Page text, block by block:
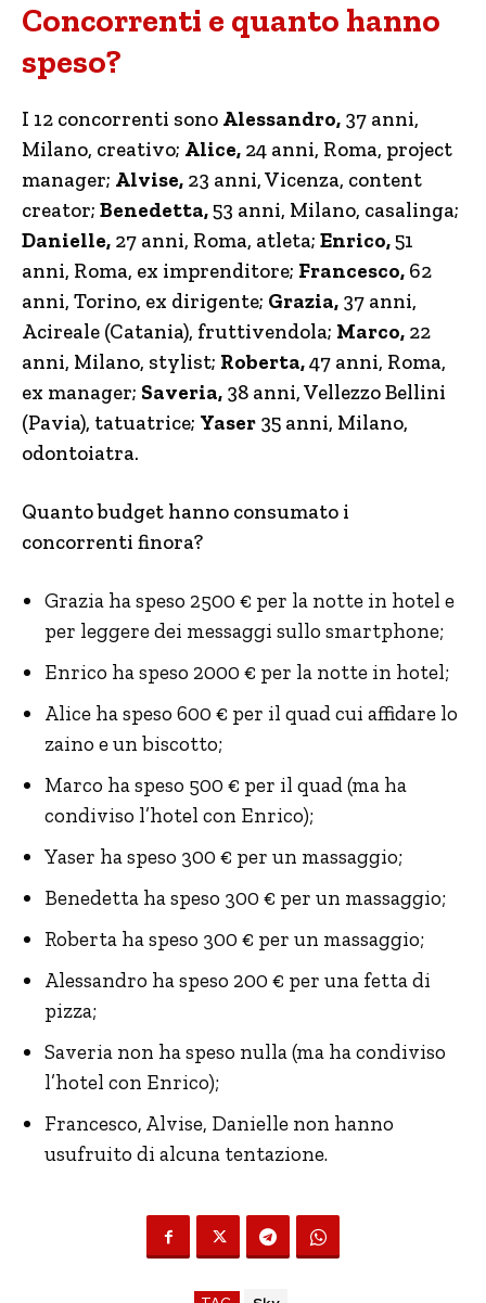
Concorrenti e quanto hanno
speso?
I 12 concorrenti sono Alessandro, 37 anni,
Milano, creativo; Alice, 24 anni, Roma, project
manager; Alvise, 23 anni, Vicenza, content
creator; Benedetta,53 anni, Milano, casalinga;
Danielle, 27 anni, Roma, atleta; Enrico,51
anni, Roma, ex imprenditore; Francesco, 62
anni, Torino, ex dirigente; Grazia, 37 anni,
Acireale (Catania), fruttivendola; Marco, 22
anni, Milano, stylist; Roberta,47 anni, Roma,
ex manager; Saveria, 38 anni, Vellezzo Bellini
(Pavia), tatuatrice; Yaser 35 anni, Milano,
odontoiatra.
Quanto budget hanno consumato i
concorrenti finora?
Grazia ha speso 2500 € per la notte in hotel e
per leggere dei messaggi sullo smartphone;
Enrico ha speso 2000 € per la notte in hotel;
Alice ha speso 600 € per il quad cui affidare lo
zaino e un biscotto;
Marco ha speso 500 € per il quad (ma ha
condiviso l’hotel con Enrico);
Yaser ha speso 300 € per un massaggio;
Benedetta ha speso 300 € per un massaggio;
Roberta ha speso 300 € per un massaggio;
Alessandro ha speso 200 € per una fetta di
pizza;
Saveria non ha speso nulla (ma ha condiviso
l’hotel con Enrico);
Francesco, Alvise, Danielle non hanno
usufruito di alcuna tentazione.